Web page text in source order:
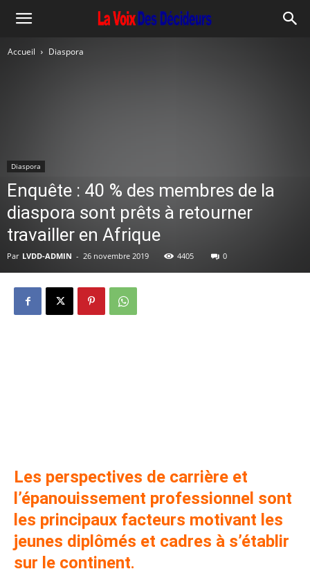
Accueil Diaspora
Diaspora
Enquête : 40 % des membres de la
diaspora sont prêts à retourner
travailler en Afrique
Par LVDD-ADMIN - 26 novembre 2019 4405 0
Les perspectives de carrière et
l’épanouissement professionnel sont
les principaux facteurs motivant les
jeunes diplômés et cadres à s’établir
sur le continent.